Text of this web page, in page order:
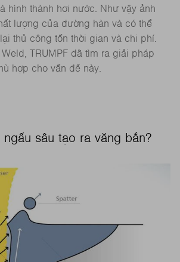
hình thành hơi nước. Như vậy ảnh
lượng của đường hàn và có thể
thủ công tốn thời gian và chi phí.
TRUMPF đã tìm ra giải pháp
hợp cho vấn đề này.
sâu tạo ra văng bắn?